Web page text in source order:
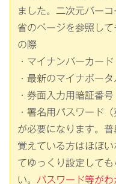
ました。二次元バー
省のページを参照し
の際
・マイナンバーカード
・最新のマイナポー
・券面入力用暗証番
・署名用パスワード
が必要になります。
覚えている方はほぼ
てゆっくり設定して
い。 パスワード等がわ